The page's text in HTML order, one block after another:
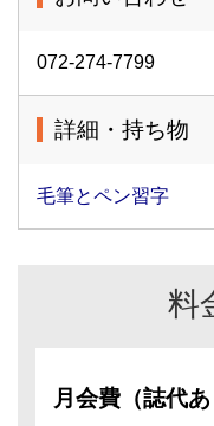
072-274-7799
詳細・持ち物
毛筆とペン習字
料
月会費（誌代